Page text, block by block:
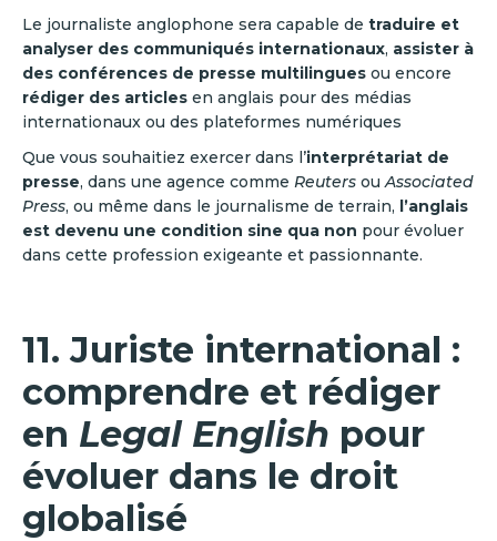
Le journaliste anglophone sera capable de traduire et
analyser des communiqués internationaux, assister à
des conférences de presse multilingues ou encore
rédiger des articles en anglais pour des médias
internationaux ou des plateformes numériques
Que vous souhaitiez exercer dans l’interprétariat de
presse, dans une agence comme Reuters ouAssociated
Press, ou même dans le journalisme de terrain, l’anglais
est devenu une condition sine qua non pour évoluer
dans cette profession exigeante et passionnante.
11. Juriste international :
comprendre et rédiger
en Legal English pour
évoluer dans le droit
globalisé